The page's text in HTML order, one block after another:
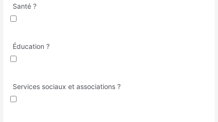
Santé ?
Éducation ?
Services sociaux et associations ?